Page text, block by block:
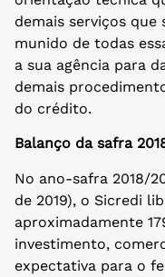
demais serviços que
munido de todas
a sua agência para
demais
do crédito.
Balanço da safra
No ano-safra 2018/
de 2019), o Sicredi
aproximadamente
investimento,
expectativa para o